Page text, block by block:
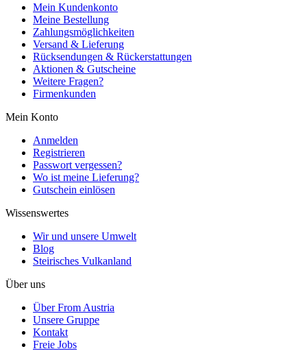
Mein Kundenkonto
Meine Bestellung
Zahlungsmöglichkeiten
Versand & Lieferung
Rücksendungen & Rückerstattungen
Aktionen & Gutscheine
Weitere Fragen?
Firmenkunden
Mein Konto
Anmelden
Registrieren
Passwort vergessen?
Wo ist meine Lieferung?
Gutschein einlösen
Wissenswertes
Wir und unsere Umwelt
Blog
Steirisches Vulkanland
Über uns
Über From Austria
Unsere Gruppe
Kontakt
Freie Jobs